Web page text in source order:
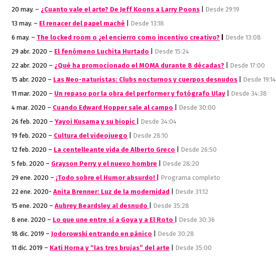
20 may. – ¿Cuanto vale el arte? De Jeff Koons a Larry Poons
Desde 29:19
13 may. – El renacer del papel maché
Desde 13:18
6 may. – The locked room o ¿el encierro como incentivo creativo?
Desde 13:08
29 abr. 2020 – El fenómeno Luchita Hurtado
Desde 15:24
22 abr. 2020 – ¿Qué ha promocionado el MOMA durante 8 décadas?
Desde 17:00
15 abr. 2020 – Las Neo-naturistas: Clubs nocturnos y cuerpos desnudos
Desde 19:14
11 mar. 2020 – Un repaso por la obra del performer y fotógrafo Ulay
Desde 34:38
4 mar. 2020 – Cuando Edward Hopper sale al campo
Desde 30:00
26 feb. 2020 – Yayoi Kusama y su biopic
Desde 34:04
19 feb. 2020 – Cultura del videojuego
Desde 28:10
12 feb. 2020 – La centelleante vida de Alberto Greco
Desde 26:50
5 feb. 2020 – Grayson Perry y el nuevo hombre
Desde 28:20
29 ene. 2020 – ¡Todo sobre el Humor absurdo! |
Programa completo
22 ene. 2020- Anita Brenner: Luz de la modernidad
Desde 31:12
15 ene. 2020 – Aubrey Beardsley al desnudo
Desde 35:28
8 ene. 2020 – Lo que une entre sí a Goya y a El Roto
Desde 30:36
18 dic. 2019 – Jodorowski entrando en pánico
Desde 30:28
11 dic. 2019 – Kati Horna y “las tres brujas” del arte
Desde 35:00